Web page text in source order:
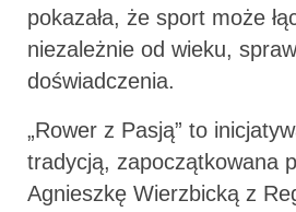
pokazała, że sport może
niezależnie od wieku,
doświadczenia.
„Rower z Pasją” to
tradycją, zapoczątkowana
Agnieszkę Wierzbicką z